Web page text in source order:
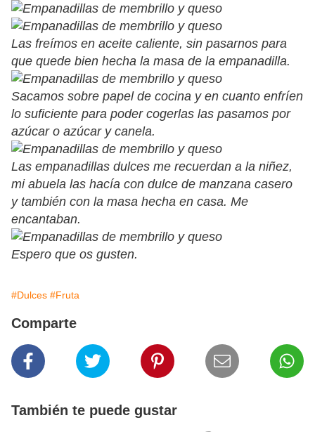
Las freímos en aceite caliente, sin pasarnos para
que quede bien hecha la masa de la empanadilla.
Sacamos sobre papel de cocina y en cuanto enfríen
lo suficiente para poder cogerlas las pasamos por
azúcar o azúcar y canela.
Las empanadillas dulces me recuerdan a la niñez,
mi abuela las hacía con dulce de manzana casero
y también con la masa hecha en casa. Me
encantaban.
Espero que os gusten.
#Dulces #Fruta
Comparte
También te puede gustar